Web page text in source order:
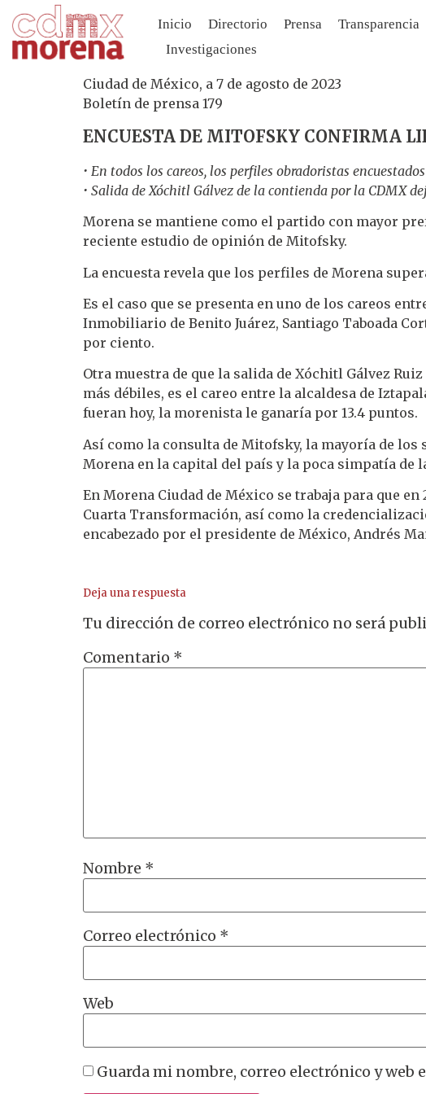
Inicio Directorio Prensa Transparencia
Investigaciones
Ciudad de México, a 7 de agosto de 2023
Boletín de prensa 179
ENCUESTA DE MITOFSKY CONFIRMA
• En todos los careos, los perfiles obradoristas
• Salida de Xóchitl Gálvez de la contienda por la CDMX
Morena se mantiene como el partido con mayor
reciente estudio de opinión de Mitofsky.
La encuesta revela que los perfiles de Morena
Es el caso que se presenta en uno de los careos
Inmobiliario de Benito Juárez, Santiago Taboada
por ciento.
Otra muestra de que la salida de Xóchitl Gálvez
más débiles, es el careo entre la alcaldesa de
fueran hoy, la morenista le ganaría por 13.4 puntos.
Así como la consulta de Mitofsky, la mayoría de
Morena en la capital del país y la poca simpatía
En Morena Ciudad de México se trabaja para que
Cuarta Transformación, así como la
encabezado por el presidente de México, Andrés
Deja una respuesta
Tu dirección de correo electrónico no será
Comentario *
Nombre *
Correo electrónico *
Web
Guarda mi nombre, correo electrónico y web